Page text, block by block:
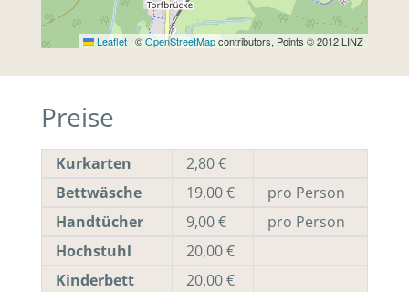
Leaflet | ©OpenStreetMapcontributors, Points © 2012 LINZ
Preise
Kurkarten
2,80 €
Bettwäsche
19,00 €
pro Person
Handtücher
9,00 €
pro Person
Hochstuhl
20,00 €
Kinderbett
20,00 €